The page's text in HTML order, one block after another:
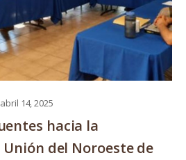
abril 14, 2025
hacia la
del Noroeste de